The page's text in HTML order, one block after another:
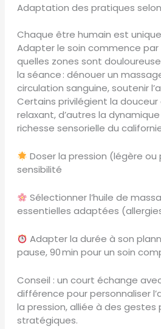
Adaptation des pratiques
Chaque être humain est
Adapter le soin commence par
quelles zones sont
la séance : dénouer un
circulation sanguine, soutenir
Certains privilégient la douceur
relaxant, d’autres la
richesse sensorielle du
Doser la pression (légère
sensibilité
Sélectionner l’huile de
essentielles adaptées
Adapter la durée à son
pause, 90 min pour un soin
Conseil : un court échange
différence pour personnaliser
la pression, alliée à des gestes
stratégiques.